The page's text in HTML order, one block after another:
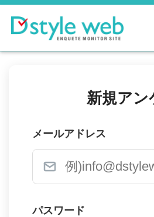
新規アン
メールアドレス
パスワード